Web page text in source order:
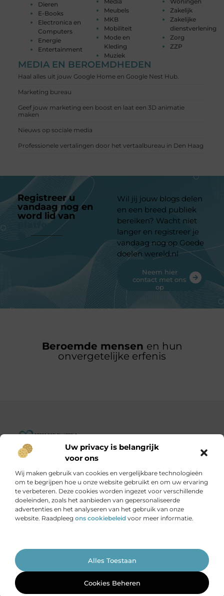
Uw privacy is belangrijk
voor ons
Wij maken gebruik van cookies en vergelijkbare technologieën
om te begrijpen hoe u onze website gebruikt en om uw ervaring
te verbeteren. Deze cookies worden ingezet voor verschillende
doeleinden, zoals het aanbieden van gepersonaliseerde
advertenties en het analyseren van het gebruik van onze
website. Raadpleeg ons cookiebeleid voor meer informatie.
Alles Toestaan
Cookies Beheren
Ga Naar
Dieren
E-Books
Electronica en
Computers
Energie
Entertainment
Meubels
MKB
Mobiliteit
Mode en
Kleding
Muziek
Zakelijk
Zakelijke
dienstverlening
Zorg
ZZP
MEDIA EN BEROEMDHEDEN
Haal alles uit jouw Google Home en Google Nest Hub.
Marketing bureau
Geef jouw marketing een boost en laat een 3D animatie
maken
Nieuws op sociale media
Professionele vertalingen door het vertaalbureau in Den Haag
Registreer u
vandaag nog en
word lid van
platform
Wil jij jouw blogs delen
en een breed publiek
bereiken? Wacht niet
langer en registreer je
vandaag nog op Goede
doelen wereld.nl
Neem hier
contact met ons
op
Beroemde mensen en hun
onvergetelijke erfenis
Goededoelenwereld.nl – Verhalen die inspireren, impact die
Ontdek een diverse verzameling blogs en artikelen over
initiatieven die de wereld een stukje beter maken.
Onze informatie
@2025 www.goededoelenwereld.nl. All Right Reserved.